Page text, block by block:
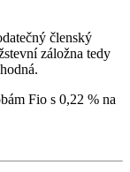
členský
záložna tedy
Fio s 0,22 % na